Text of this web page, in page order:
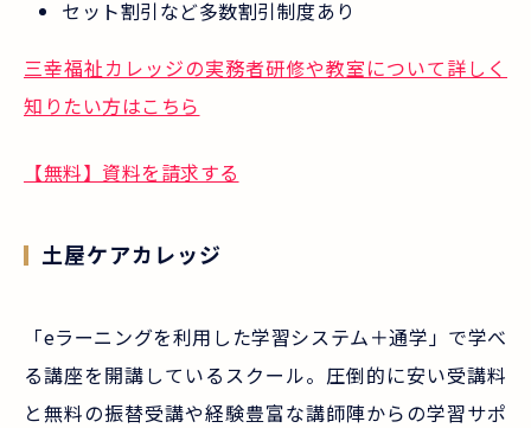
セット割引など多数割引制度あり
三幸福祉カレッジの実務者研修や教室について詳しく
知りたい方はこちら
【無料】資料を請求する
土屋ケアカレッジ
「eラーニングを利用した学習システム＋通学」で学べ
る講座を開講しているスクール。圧倒的に安い受講料
と無料の振替受講や経験豊富な講師陣からの学習サポ